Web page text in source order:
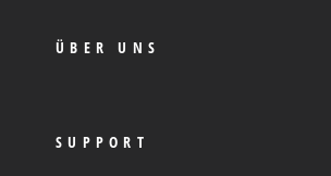
ÜBER UNS
SUPPORT